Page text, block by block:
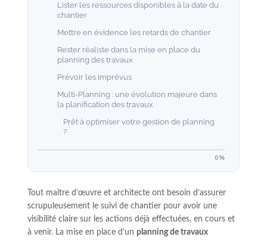
Lister les ressources disponibles à la date du
chantier
Mettre en évidence les retards de chantier
Rester réaliste dans la mise en place du
planning des travaux
Prévoir les imprévus
Multi-Planning : une évolution majeure dans
la planification des travaux
Prêt à optimiser votre gestion de planning
?
0%
Tout maître d’œuvre et architecte ont besoin d’assurer
scrupuleusement le suivi de chantier pour avoir une
visibilité claire sur les actions déjà effectuées, en cours et
à venir. La mise en place d’un planning de travaux